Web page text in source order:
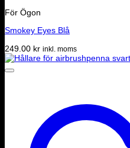
För Ögon
Smokey Eyes Blå
249.00 kr inkl. moms